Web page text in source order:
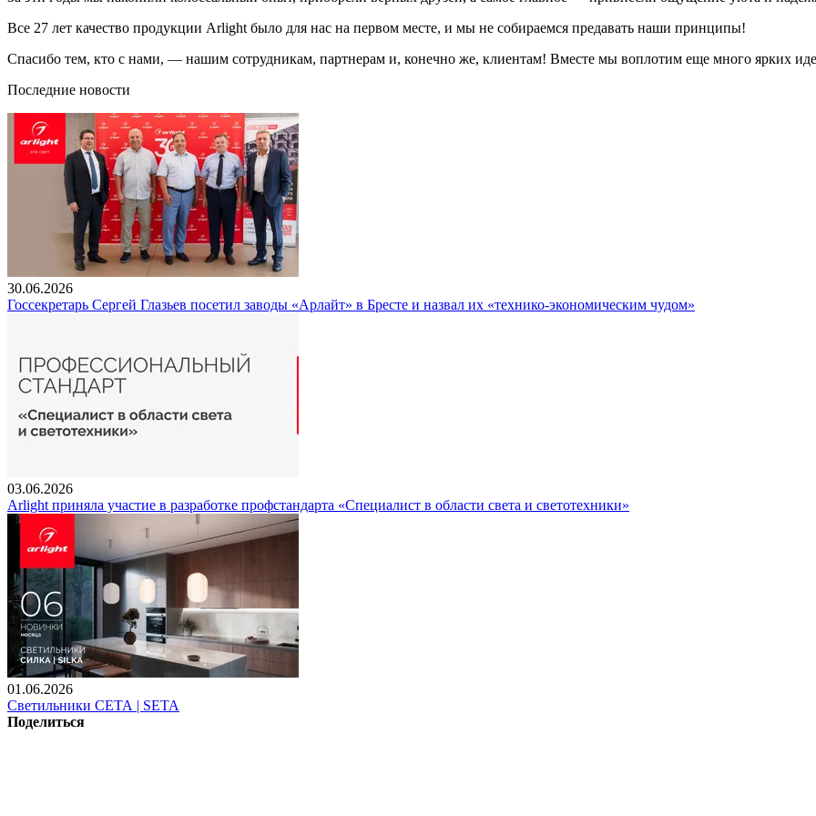
Все 27 лет качество продукции Arlight было для нас на первом месте, и мы не собираемся предавать наши принципы!
Спасибо тем, кто с нами, — нашим сотрудникам, партнерам и, конечно же, клиентам! Вместе мы воплотим еще много ярких
Последние новости
30.06.2026
Госсекретарь Сергей Глазьев посетил заводы «Арлайт» в Бресте и назвал их «технико-экономическим чудом»
03.06.2026
Arlight приняла участие в разработке профстандарта «Специалист в области света и светотехники»
01.06.2026
Светильники СЕТА | SETA
Поделиться